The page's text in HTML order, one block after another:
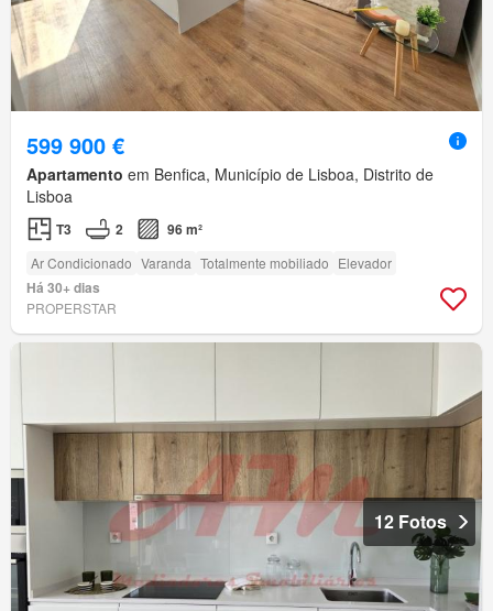
599 900 €
Apartamento em Benfica, Município de Lisboa, Distrito de
Lisboa
T3 2 96 m²
Ar Condicionado Varanda Totalmente mobiliado Elevador
Há 30+ dias
PROPERSTAR
12 Fotos